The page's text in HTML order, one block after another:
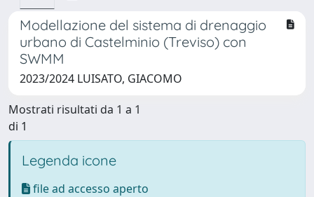
Modellazione del sistema di drenaggio
urbano di Castelminio (Treviso) con
SWMM
2023/2024 LUISATO, GIACOMO
Mostrati risultati da 1 a 1
di 1
Legenda icone
file ad accesso aperto